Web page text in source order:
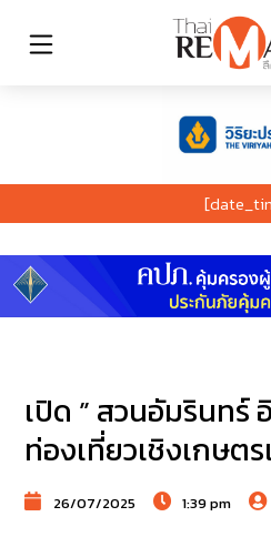
เปิด ” สวนอัมรินทร์
ท่องเที่ยวเชิงเกษต
26/07/2025 1:39 pm